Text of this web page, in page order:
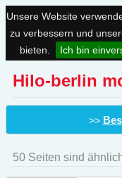
Unsere Website
zu verbessern und
bieten.
Ich bin
Hilo-berlin
>>
50 Seiten sind